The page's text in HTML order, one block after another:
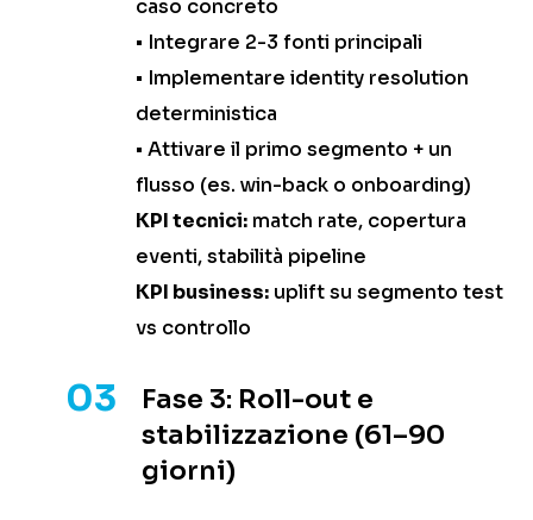
caso concreto
• Integrare 2-3 fonti principali
• Implementare identity resolution
deterministica
• Attivare il primo segmento + un
flusso (es. win-back o onboarding)
KPI tecnici: match rate, copertura
eventi, stabilità pipeline
KPI business: uplift su segmento test
vs controllo
03
Fase 3: Roll-out e
stabilizzazione (61–90
giorni)